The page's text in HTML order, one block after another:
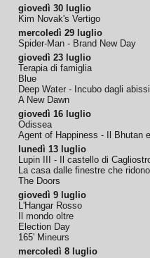
giovedì 30 luglio
Kim Novak's Vertigo
mercoledì 29 luglio
Spider-Man - Brand New Day
giovedì 23 luglio
Terapia di famiglia
Blue
Deep Water - Incubo dagli abissi
A New Dawn
giovedì 16 luglio
Odissea
Agent of Happiness - Il Bhutan
lunedì 13 luglio
Lupin III - Il castello di
La casa dalle finestre che ridono
The Doors
giovedì 9 luglio
L'Hangar Rosso
Il mondo oltre
Election Day
165' Mineurs
mercoledì 8 luglio